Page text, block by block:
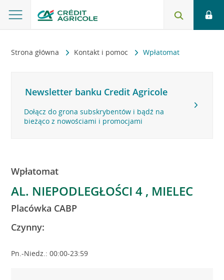
Strona główna Kontakt i pomoc Wpłatomat
Newsletter banku Credit Agricole
Dołącz do grona subskrybentów i bądź na
bieżąco z nowościami i promocjami
Wpłatomat
AL. NIEPODLEGŁOŚCI 4 , MIELEC
Placówka CABP
Czynny:
Pn.-Niedz.: 00:00-23:59